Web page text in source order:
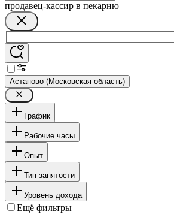
продавец-кассир в пекарню
Астапово (Московская область)
График
Рабочие часы
Опыт
Тип занятости
Уровень дохода
Ещё фильтры